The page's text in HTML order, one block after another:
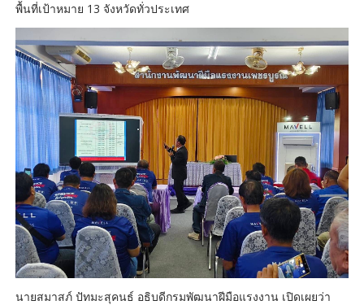
พื้นที่เป้าหมาย 13 จังหวัดทั่วประเทศ
นายสมาสภ์ ปัทมะสุคนธ์ อธิบดีกรมพัฒนาฝีมือแรงงาน เปิดเผยว่า